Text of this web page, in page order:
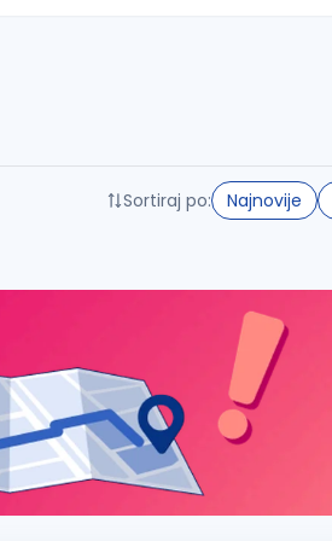
Sortiraj po: Najnovije